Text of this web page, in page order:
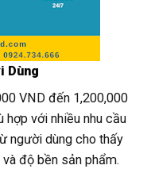
Dùng
VND đến 1,200,000
hợp với nhiều nhu cầu
người dùng cho thấy
độ bền sản phẩm.